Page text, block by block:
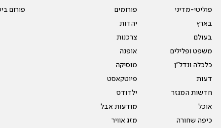
פוליטי-מדיני
בארץ
בעולם
משפט ופלילים
כלכלה ונדל"ן
דעות
חדשות המגזר
אוכל
כיפה שחורה
פורומים
יהדות
צרכנות
אופנה
מוסיקה
פיוטקאסט
ילדודס
מודעות אבל
מזג אוויר
פורום